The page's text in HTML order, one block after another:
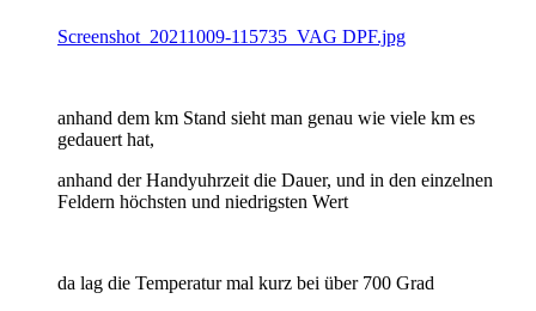
Screenshot_20211009-115735_VAG DPF.jpg
anhand dem km Stand sieht man genau wie viele km es
gedauert hat,
anhand der Handyuhrzeit die Dauer, und in den einzelnen
Feldern höchsten und niedrigsten Wert
da lag die Temperatur mal kurz bei über 700 Grad